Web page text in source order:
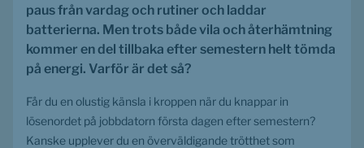
paus från vardag och rutiner och laddar
batterierna. Men trots både vila och återhämtning
kommer en del tillbaka efter semestern helt tömda
på energi. Varför är det så?
Får du en olustig känsla i kroppen när du knappar in
lösenordet på jobbdatorn första dagen efter semestern?
Kanske upplever du en överväldigande trötthet som